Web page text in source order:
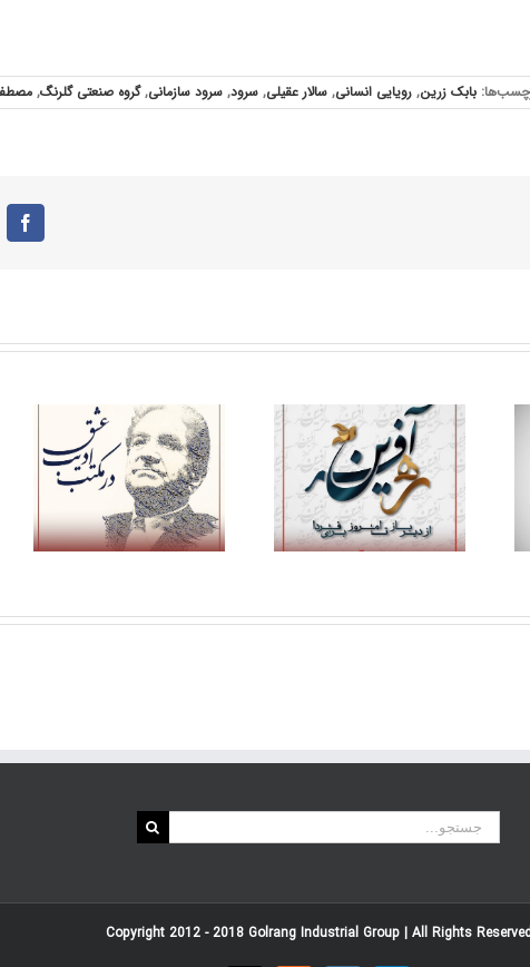
بابک زرین, رویایی انسانی, سالار عقیلی, سرود, سرود سازمانی,گروه صنعتی گلرنگ,
ره‌‌آفرین؛ از دیرباز، تا
امروز، برای فردا
به مناسبت هفدهمین
سالروز تأسیس گروه
صنعتی گلرنگ
جستجو
برای:
Copyright 2012 - 2018 Golrang Industrial Group| All Rights